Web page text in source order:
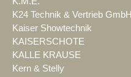
K24 Technik & Vertrieb GmbH
Kaiser Showtechnik
KAISERSCHOTE
KALLE KRAUSE
Kern & Stelly